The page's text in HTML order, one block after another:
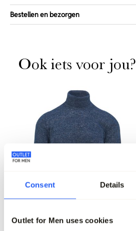
Consent Details
Outlet for Men uses cookies
Bestellen en bezorgen
Ook iets voor jou?
-70%